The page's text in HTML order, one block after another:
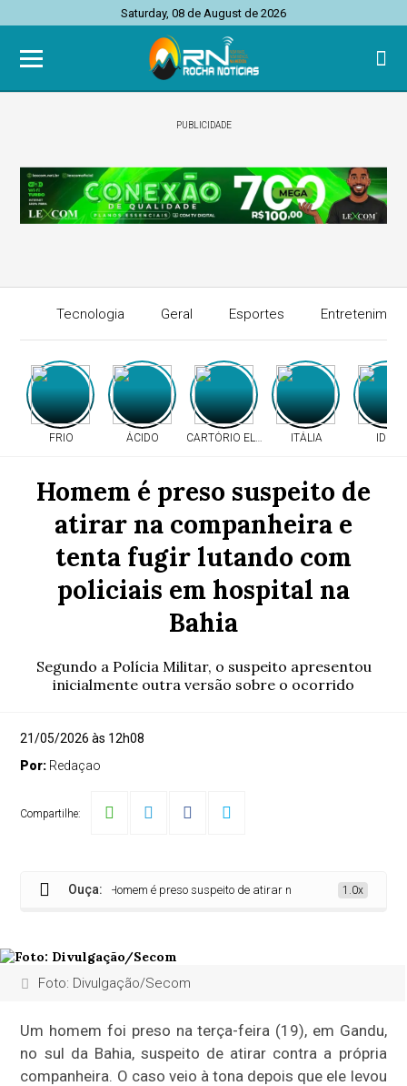
Saturday, 08 de August de 2026
PUBLICIDADE
Tecnologia Geral Esportes
FRIO ÁCIDO CARTÓRIO ELEITORALITÁLIA IDEB
Homem é preso suspeito de
atirar na companheira e
tenta fugir lutando com
policiais em hospital na
Bahia
Segundo a Polícia Militar, o suspeito apresentou
inicialmente outra versão sobre o ocorrido
21/05/2026 às 12h08
Por: Redaçao
Compartilhe:
Ouça:Homem é preso suspeito de atirar na companheira e tenta
1.0x
Foto: Divulgação/Secom
Um homem foi preso na terça-feira (19), em Gandu,
no sul da Bahia, suspeito de atirar contra a própria
companheira. O caso veio à tona depois que ele levou